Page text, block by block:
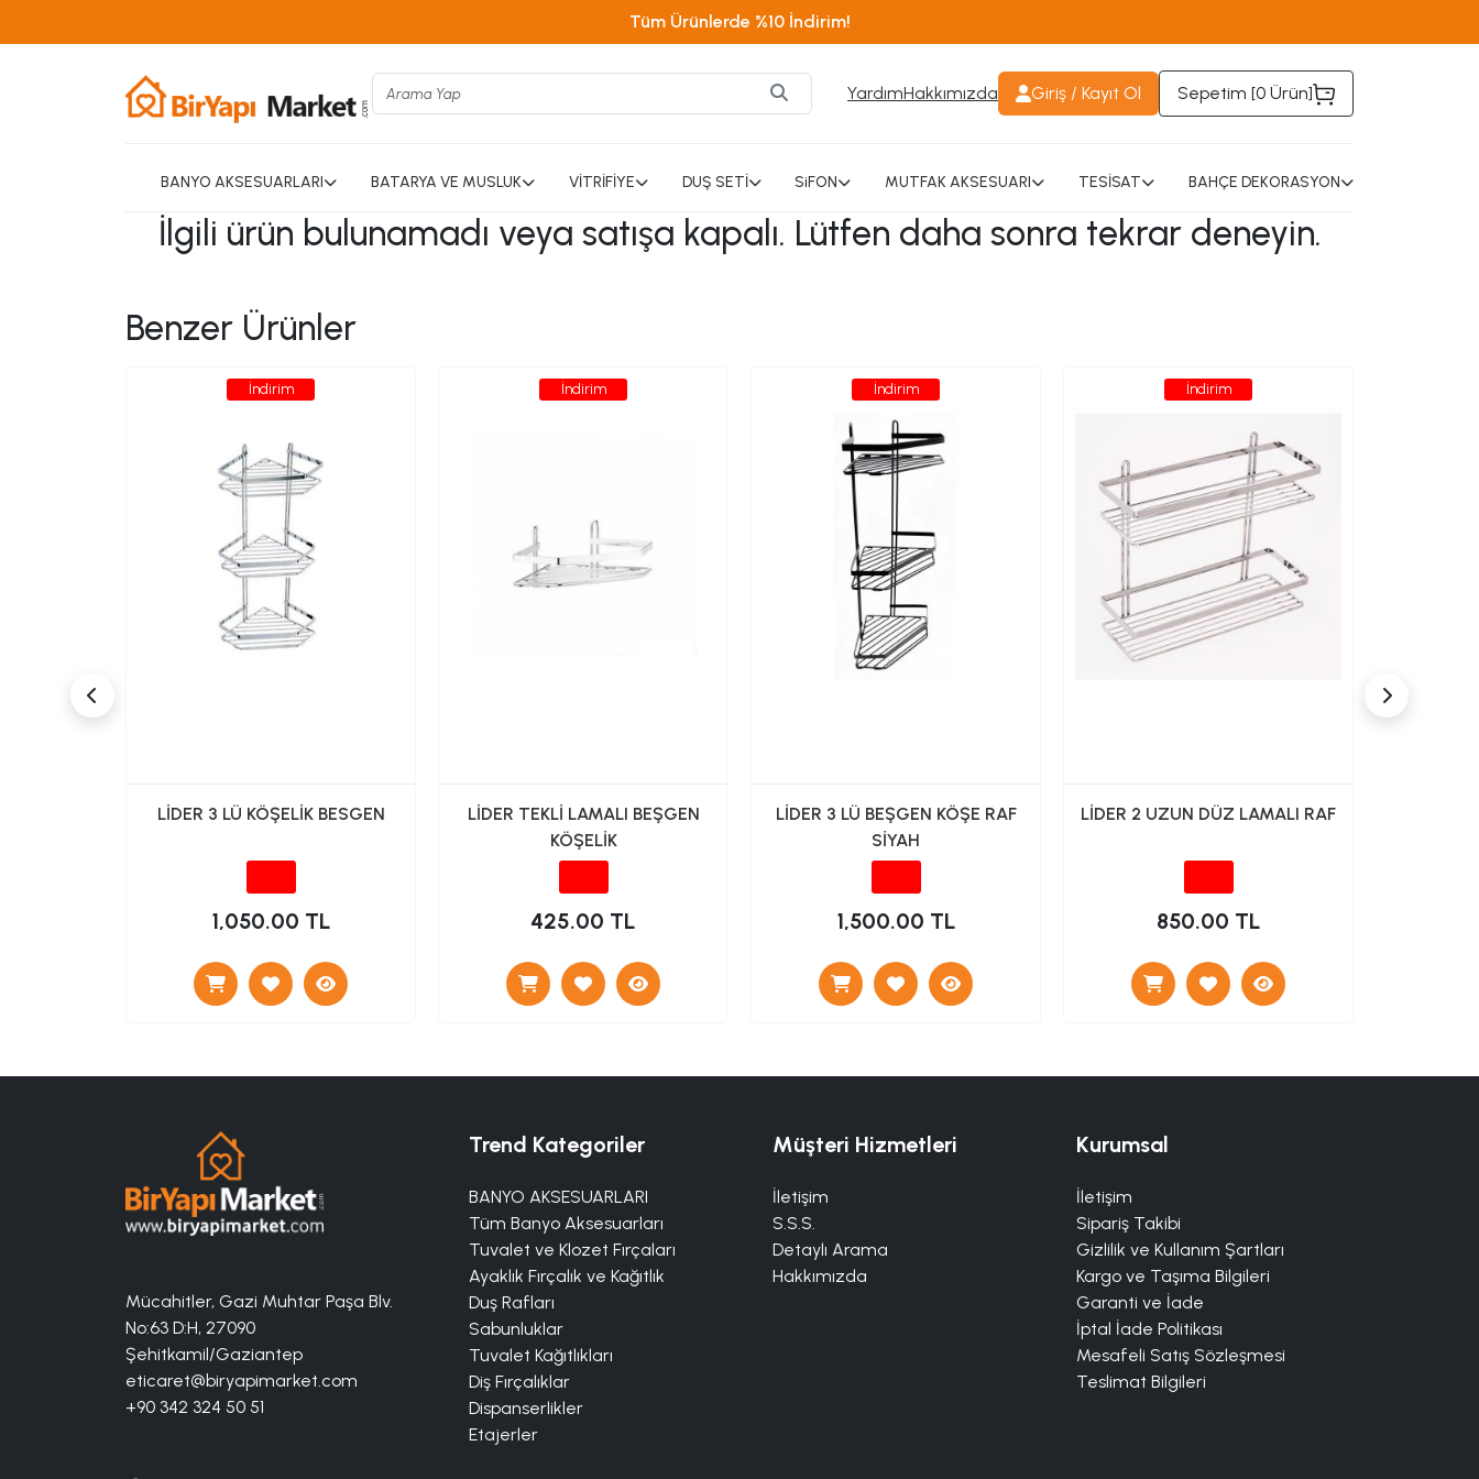
Tüm Ürünlerde %10 İndirim!
YardımHakkımızda Giriş / Kayıt Ol Sepetim [0 Ürün]
BANYO AKSESUARLARI BATARYA VE MUSLUK VİTRİFİYE DUŞ SETİ SiFON MUTFAK AKSESUARI TESİSAT BAHÇE DEKORASYON
İlgili ürün bulunamadı veya satışa kapalı. Lütfen daha sonra tekrar deneyin.
Benzer Ürünler
İndirim
LİDER 3 LÜ KÖŞELİK BESGEN
1,050.00 TL
İndirim
LİDER TEKLİ LAMALI BEŞGEN
KÖŞELİK
425.00 TL
İndirim
LİDER 3 LÜ BEŞGEN KÖŞE RAF
SİYAH
1,500.00 TL
İndirim
LİDER 2 UZUN DÜZ LAMALI RAF
850.00 TL
Mücahitler, Gazi Muhtar Paşa Blv.
No:63 D:H, 27090
Şehitkamil/Gaziantep
eticaret@biryapimarket.com
+90 342 324 50 51
Trend Kategoriler
BANYO AKSESUARLARI
Tüm Banyo Aksesuarları
Tuvalet ve Klozet Fırçaları
Ayaklık Fırçalık ve Kağıtlık
Duş Rafları
Sabunluklar
Tuvalet Kağıtlıkları
Diş Fırçalıklar
Dispanserlikler
Etajerler
Kurumsal
İletişim
Sipariş Takibi
Gizlilik ve Kullanım Şartları
Kargo ve Taşıma Bilgileri
Garanti ve İade
İptal İade Politikası
Mesafeli Satış Sözleşmesi
Teslimat Bilgileri
Müşteri Hizmetleri
İletişim
S.S.S.
Detaylı Arama
Hakkımızda